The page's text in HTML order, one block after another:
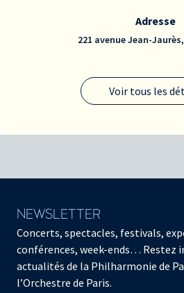
Voir tous les
Adresse
221 avenue Jean-
NEWSLETTER
Concerts, spectacles, festivals,
conférences, week-ends… Restez
actualités de la Philharmonie de
l’Orchestre de Paris.